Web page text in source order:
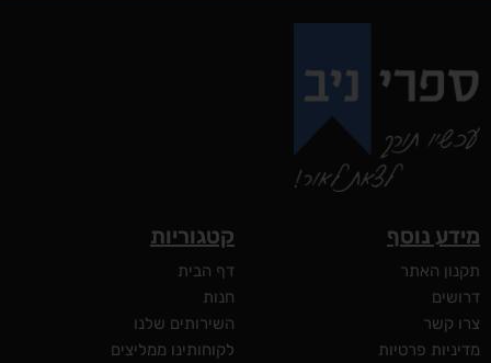
מידע נוסף
תקנון האתר
דרושים
צרו קשר
מדיניות פרטיות
קטגוריות
דף הבית
חנות
השירותים שלנו
לקוחותינו ממליצים